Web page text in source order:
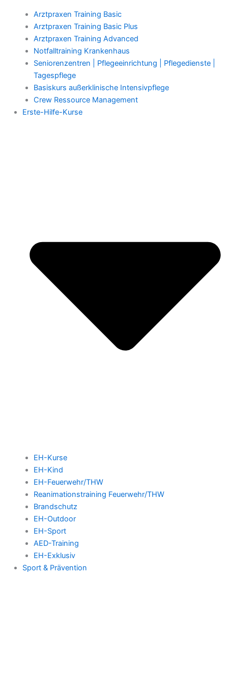
Arztpraxen Training Basic
Arztpraxen Training Basic Plus
Arztpraxen Training Advanced
Notfalltraining Krankenhaus
Seniorenzentren | Pflegeeinrichtung | Pflegedienste |
Tagespflege
Basiskurs außerklinische Intensivpflege
Crew Ressource Management
Erste-Hilfe-Kurse
EH-Kurse
EH-Kind
EH-Feuerwehr/THW
Reanimationstraining Feuerwehr/THW
Brandschutz
EH-Outdoor
EH-Sport
AED-Training
EH-Exklusiv
Sport & Prävention